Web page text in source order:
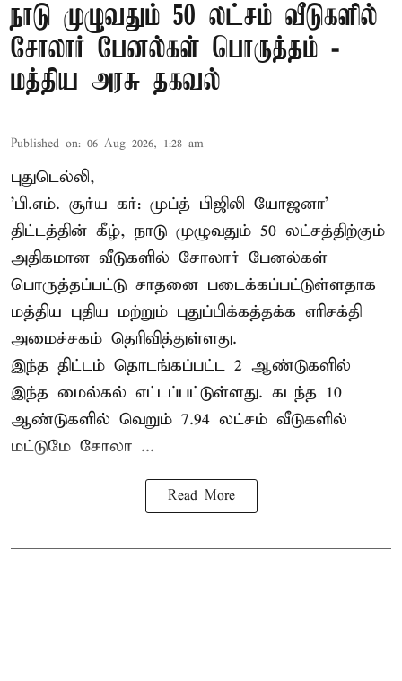
நாடு முழுவதும் 50 லட்சம் வீடுகளில்
சோலார் பேனல்கள் பொருத்தம் -
மத்திய அரசு தகவல்
Published on: 06 Aug 2026, 1:28 am
புதுடெல்லி,
'பி.எம். சூர்ய கர்: முப்த் பிஜிலி யோஜனா'
திட்டத்தின் கீழ், நாடு முழுவதும் 50 லட்சத்திற்கும்
அதிகமான வீடுகளில் சோலார் பேனல்கள்
பொருத்தப்பட்டு சாதனை படைக்கப்பட்டுள்ளதாக
மத்திய புதிய மற்றும் புதுப்பிக்கத்தக்க எரிசக்தி
அமைச்சகம் தெரிவித்துள்ளது.
இந்த திட்டம் தொடங்கப்பட்ட 2 ஆண்டுகளில்
இந்த மைல்கல் எட்டப்பட்டுள்ளது. கடந்த 10
ஆண்டுகளில் வெறும் 7.94 லட்சம் வீடுகளில்
மட்டுமே சோலா ...
Read More